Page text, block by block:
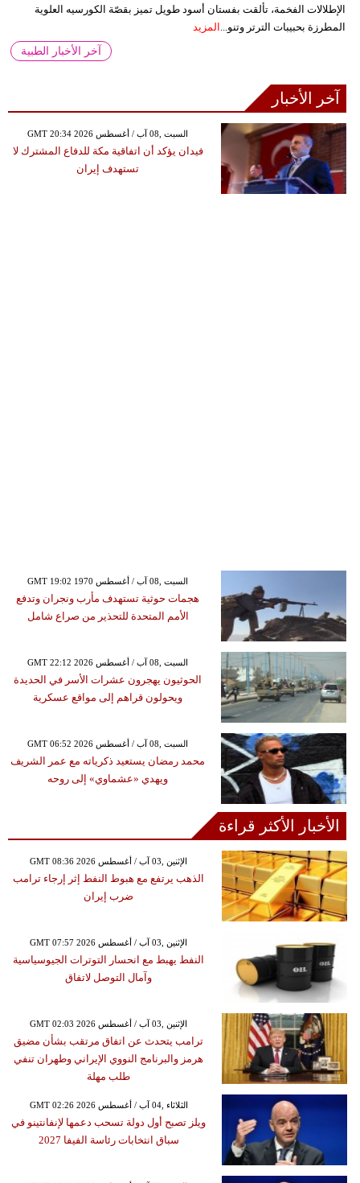
الإطلالات الفخمة، تألقت بفستان أسود طويل تميز بقصّة الكورسيه العلوية
المطرزة بحبيبات الترتر وتنو... المزيد
آخر الأخبار الطبية
آخر الأخبار
GMT 20:34 2026 السبت ,08 آب / أغسطس
فيدان يؤكد أن اتفاقية مكة للدفاع المشترك لا
تستهدف إيران
GMT 19:02 1970 السبت ,08 آب / أغسطس
هجمات حوثية تستهدف مأرب ونجران وتدفع
الأمم المتحدة للتحذير من صراع شامل
GMT 22:12 2026 السبت ,08 آب / أغسطس
الحوثيون يهجرون عشرات الأسر في الحديدة
ويحولون قراهم إلى مواقع عسكرية
GMT 06:52 2026 السبت ,08 آب / أغسطس
محمد رمضان يستعيد ذكرياته مع عمر الشريف
ويهدي «عشماوي» إلى روحه
الأخبار الأكثر قراءة
GMT 08:36 2026 الإثنين ,03 آب / أغسطس
الذهب يرتفع مع هبوط النفط إثر إرجاء ترامب
ضرب إيران
GMT 07:57 2026 الإثنين ,03 آب / أغسطس
النفط يهبط مع انحسار التوترات الجيوسياسية
وآمال التوصل لاتفاق
GMT 02:03 2026 الإثنين ,03 آب / أغسطس
ترامب يتحدث عن اتفاق مرتقب بشأن مضيق
هرمز والبرنامج النووي الإيراني وطهران تنفي
طلب مهلة
GMT 02:26 2026 الثلاثاء ,04 آب / أغسطس
ويلز تصبح أول دولة تسحب دعمها لإنفانتينو في
سباق انتخابات رئاسة الفيفا 2027